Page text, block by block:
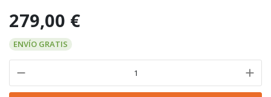
279,00 €
ENVÍO GRATIS